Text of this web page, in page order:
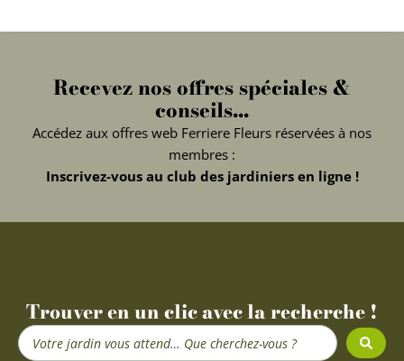
Recevez nos offres spéciales &
conseils...
Accédez aux offres web Ferriere Fleurs réservées à nos
membres :
Inscrivez-vous au club des jardiniers en ligne !
Trouver en un clic avec la recherche !
Search
...